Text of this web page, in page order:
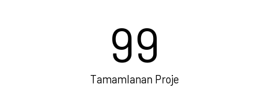
99
Tamamlanan Proje